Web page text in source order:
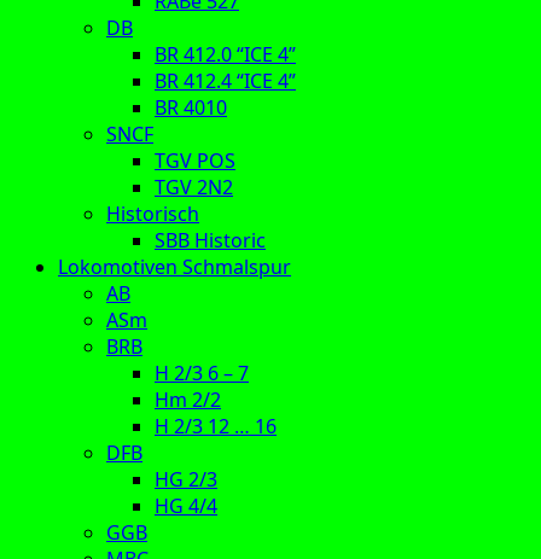
DB
BR 412.0 “ICE 4”
BR 412.4 “ICE 4”
BR 4010
SNCF
TGV POS
TGV 2N2
Historisch
SBB Historic
Lokomotiven Schmalspur
AB
ASm
BRB
H 2/3 6 – 7
Hm 2/2
H 2/3 12 … 16
DFB
HG 2/3
HG 4/4
GGB